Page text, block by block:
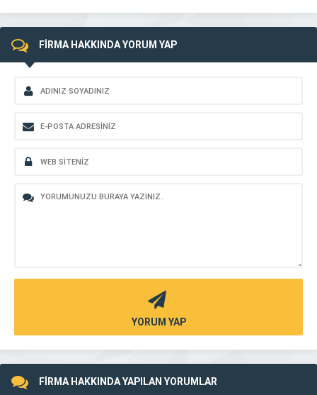
FİRMA HAKKINDA YORUM YAP
YORUM YAP
FİRMA HAKKINDA YAPILAN YORUMLAR